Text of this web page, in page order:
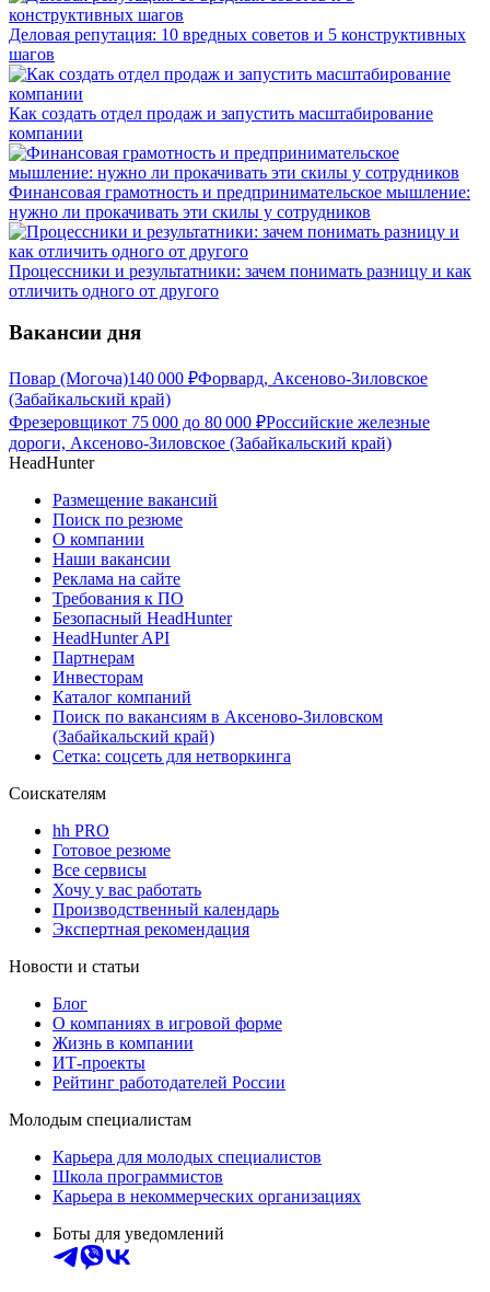
Деловая репутация: 10 вредных советов и 5 конструктивных
шагов
Как создать отдел продаж и запустить масштабирование
компании
Финансовая грамотность и предпринимательское мышление:
нужно ли прокачивать эти скилы у сотрудников
Процессники и результатники: зачем понимать разницу и как
отличить одного от другого
Вакансии дня
Повар (Могоча)140 000 ₽Форвард, Аксеново-Зиловское
(Забайкальский край)
Фрезеровщикот 75 000 до 80 000 ₽Российские железные
дороги, Аксеново-Зиловское (Забайкальский край)
HeadHunter
Размещение вакансий
Поиск по резюме
О компании
Наши вакансии
Реклама на сайте
Требования к ПО
Безопасный HeadHunter
HeadHunter API
Партнерам
Инвесторам
Каталог компаний
Поиск по вакансиям в Аксеново-Зиловском
(Забайкальский край)
Сетка: соцсеть для нетворкинга
Соискателям
hh PRO
Готовое резюме
Все сервисы
Хочу у вас работать
Производственный календарь
Экспертная рекомендация
Новости и статьи
Блог
О компаниях в игровой форме
Жизнь в компании
ИТ-проекты
Рейтинг работодателей России
Молодым специалистам
Карьера для молодых специалистов
Школа программистов
Карьера в некоммерческих организациях
Боты для уведомлений